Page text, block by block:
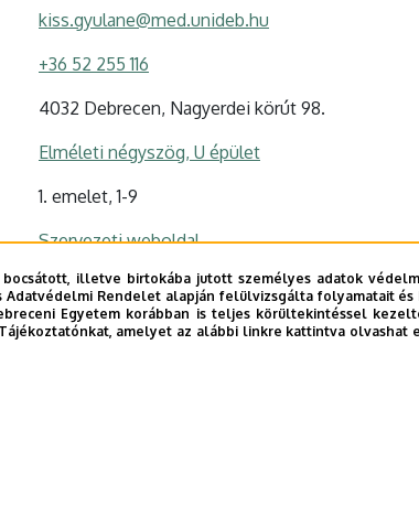
kiss.gyulane@med.unideb.hu
+36 52 255 116
4032 Debrecen, Nagyerdei körút 98.
Elméleti négyszög, U épület
1. emelet, 1-9
Szervezeti weboldal
illetve birtokába jutott személyes adatok
Adatvédelmi Rendelet alapján felülvizsgálta folyamatait
Egyetem korábban is teljes körültekintéssel
amelyet az alábbi linkre kattintva olvashat